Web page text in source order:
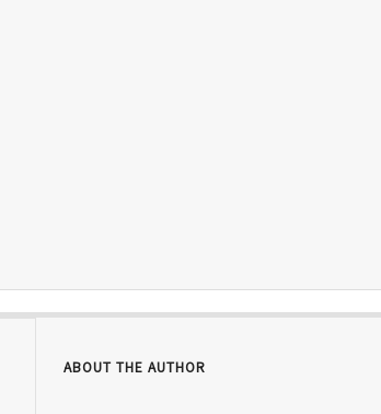
ABOUT THE AUTHOR